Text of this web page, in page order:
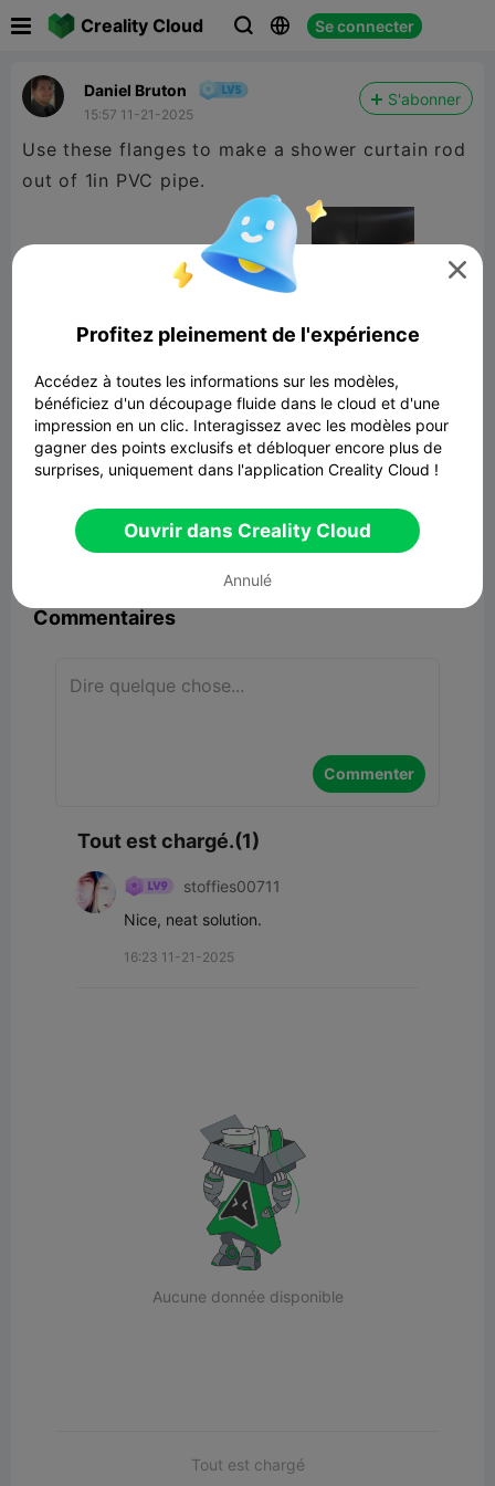
Creality Cloud   Se connecter
Daniel Bruton
15:57 11-21-2025
S'abonner
Use these flanges to make a shower curtain rod
out of 1in PVC pipe.
1in PVC Flange Fitting
Signaler 7  1
Commentaires
Commenter
Tout est chargé.(1)
stoffies00711
Nice, neat solution.
16:23 11-21-2025
Aucune donnée disponible
Tout est chargé

Profitez pleinement de l'expérience
Accédez à toutes les informations sur les modèles,
bénéficiez d'un découpage fluide dans le cloud et d'une
impression en un clic. Interagissez avec les modèles pour
gagner des points exclusifs et débloquer encore plus de
surprises, uniquement dans l'application Creality Cloud !
Ouvrir dans Creality Cloud
Annulé